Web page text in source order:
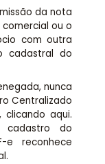
da nota
ou o
com outra
cadastral do
nunca
Centralizado
aqui.
cadastro do
reconhece